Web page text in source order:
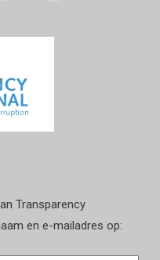
Transparency
en e-mailadres op: